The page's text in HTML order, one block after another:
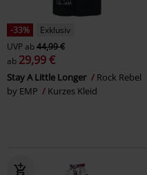
-33%
Exklusiv
UVPab44,99 €
ab 29,99 €
Stay A Little Longer
Rock Rebel
by EMP
Kurzes Kleid